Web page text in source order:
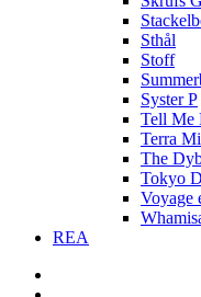
Sthål
Stoff
Syster P
Tell Me
Terra
The
Tokyo
Voyage
REA